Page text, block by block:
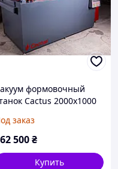
формовочный
Cactus 2000х1000
заказ
500₴
Купить